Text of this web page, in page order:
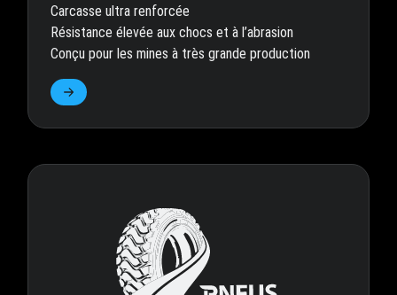
Carcasse ultra renforcée
Résistance élevée aux chocs et à l’abrasion
Conçu pour les mines à très grande production